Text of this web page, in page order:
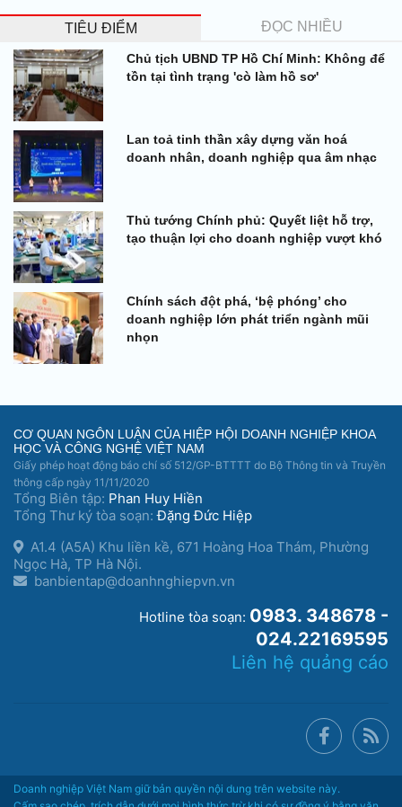
TIÊU ĐIỂM ĐỌC NHIỀU
Chủ tịch UBND TP Hồ Chí Minh: Không để
tồn tại tình trạng 'cò làm hồ sơ'
Lan toả tinh thần xây dựng văn hoá
doanh nhân, doanh nghiệp qua âm nhạc
Thủ tướng Chính phủ: Quyết liệt hỗ trợ,
tạo thuận lợi cho doanh nghiệp vượt khó
Chính sách đột phá, ‘bệ phóng’ cho
doanh nghiệp lớn phát triển ngành mũi
nhọn
CƠ QUAN NGÔN LUẬN CỦA HIỆP HỘI DOANH NGHIỆP KHOA
HỌC VÀ CÔNG NGHỆ VIỆT NAM
Giấy phép hoạt động báo chí số 512/GP-BTTTT do Bộ Thông tin và Truyền
thông cấp ngày 11/11/2020
Tổng Biên tập: Phan Huy Hiền
Tổng Thư ký tòa soạn:Đặng Đức Hiệp
A1.4 (A5A) Khu liền kề, 671 Hoàng Hoa Thám, Phường
Ngọc Hà, TP Hà Nội.
banbientap@doanhnghiepvn.vn
Hotline tòa soạn: 0983. 348678 -
024.22169595
Liên hệ quảng cáo
Doanh nghiệp Việt Nam giữ bản quyền nội dung trên website này.